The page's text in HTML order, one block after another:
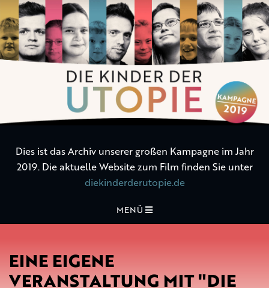
Die
Kinder
der
Dies ist das Archiv unserer großen Kampagne im Jahr
2019. Die aktuelle Website zum Film finden Sie unter
diekinderderutopie.de
MENÜ
EINE EIGENE
VERANSTALTUNG MIT "DIE